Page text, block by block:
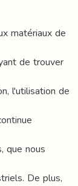
matériaux de
de trouver
l'utilisation de
que nous
De plus,